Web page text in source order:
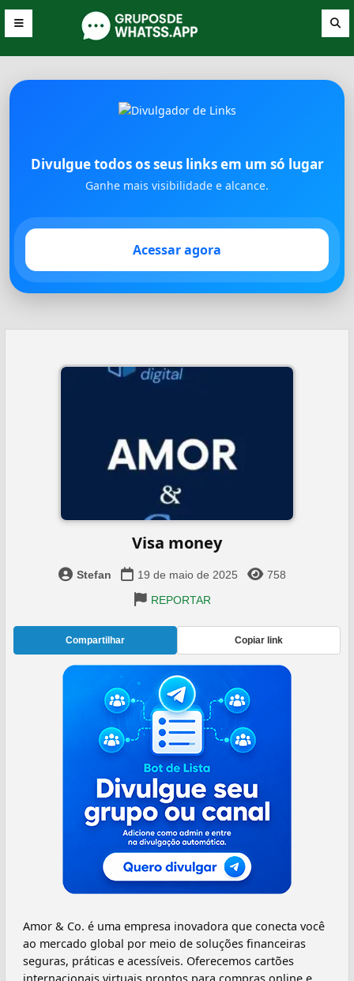
Divulgue todos os seus links em um só lugar
Ganhe mais visibilidade e alcance.
Acessar agora
Visa money
Stefan 19 de maio de 2025
758
REPORTAR
Compartilhar Copiar link
Amor & Co. é uma empresa inovadora que conecta você
ao mercado global por meio de soluções financeiras
seguras, práticas e acessíveis. Oferecemos cartões